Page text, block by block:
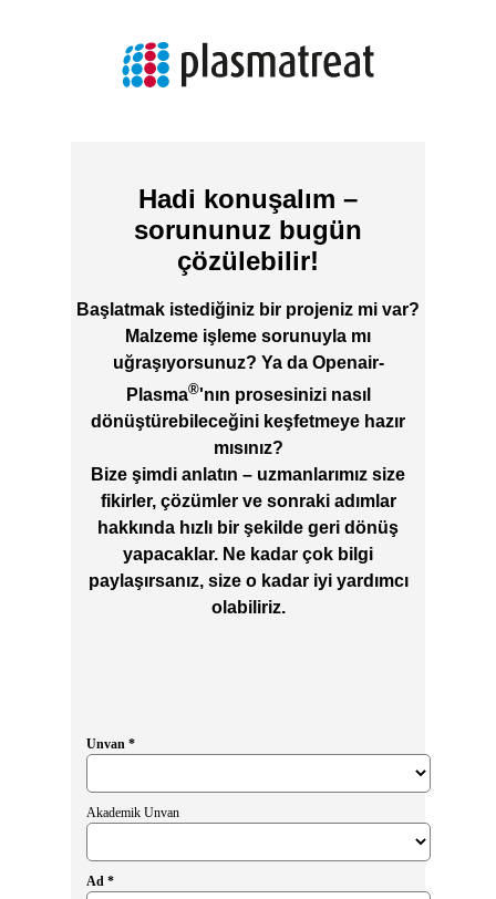
Hadi konuşalım –
sorununuz bugün
çözülebilir!
Başlatmak istediğiniz bir projeniz mi var?
Malzeme işleme sorunuyla mı
uğraşıyorsunuz? Ya da Openair-
Plasma®'nın prosesinizi nasıl
dönüştürebileceğini keşfetmeye hazır
mısınız?
Bize şimdi anlatın – uzmanlarımız size
fikirler, çözümler ve sonraki adımlar
hakkında hızlı bir şekilde geri dönüş
yapacaklar. Ne kadar çok bilgi
paylaşırsanız, size o kadar iyi yardımcı
olabiliriz.
Unvan *
Akademik Unvan
Ad *